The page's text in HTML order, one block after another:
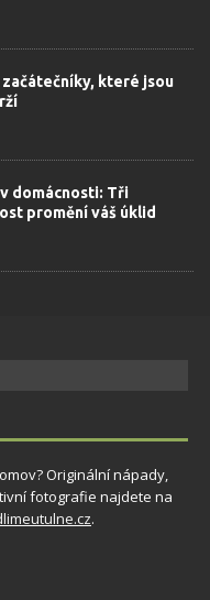
které jsou
domácnosti: Tři
promění váš úklid
Originální nápady,
fotografie najdete na
.